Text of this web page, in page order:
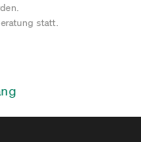
statt.